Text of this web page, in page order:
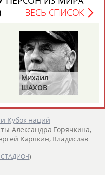
- Гунина. Турнир
Гунина стали призёрами
Горячкина, Екатерина
с тремя соперницами
СТАДИОН)
Кубок наций
Александра Горячкина,
Карякин, Владислав
СТАДИОН)
ВЕСЬ СПИСОК
Михаил
ШАХОВ